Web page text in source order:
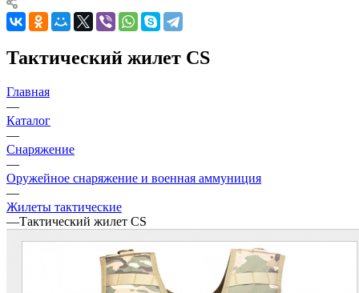
Тактический жилет CS
Главная
—
Каталог
—
Снаряжение
—
Оружейное снаряжение и военная аммуниция
—
Жилеты тактические
—Тактический жилет CS